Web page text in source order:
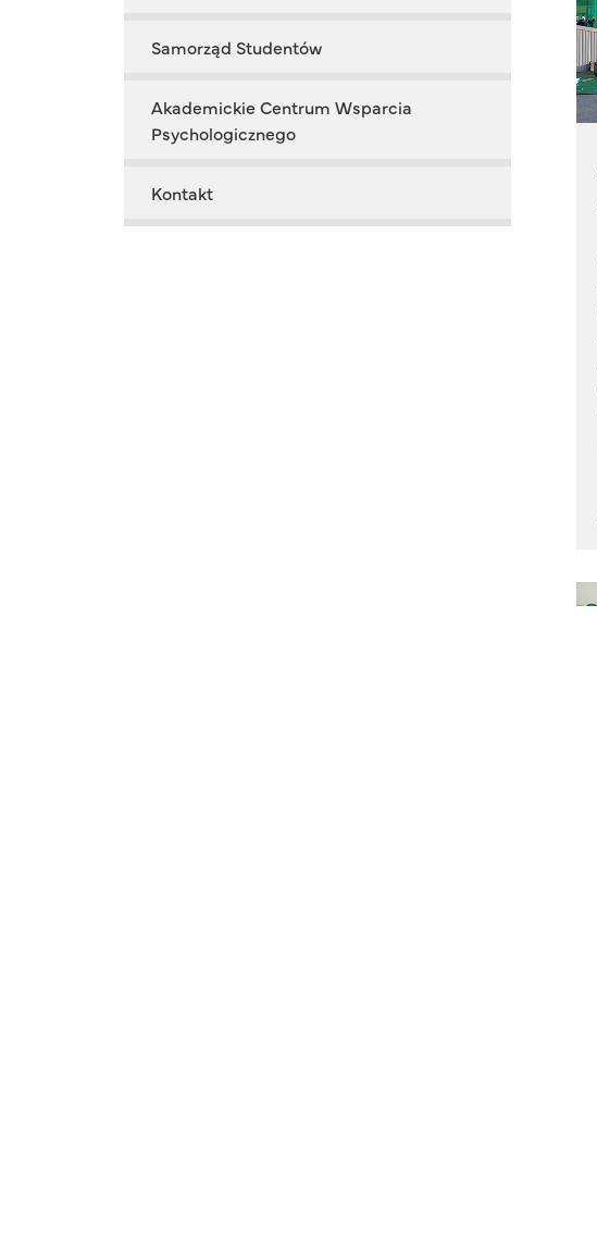
Samorząd Studentów
Akademickie Centrum Wsparcia
Psychologicznego
Kontakt